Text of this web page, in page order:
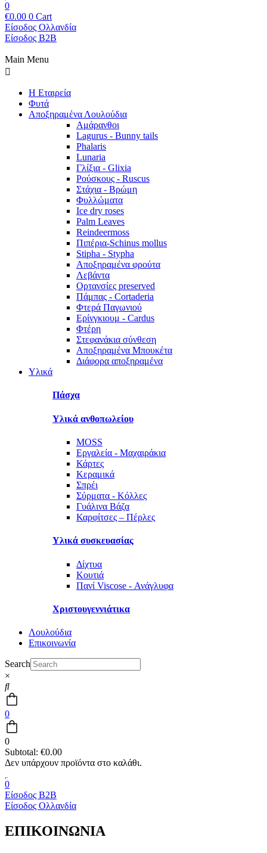
0
€0.00 0 Cart
Είσοδος Ολλανδία
Είσοδος B2B
Main Menu
Η Εταιρεία
Φυτά
Αποξηραμένα Λουλούδια
Αμάρανθοι
Lagurus - Bunny tails
Phalaris
Lunaria
Γλίξια - Glixia
Ρούσκους - Ruscus
Στάχια - Βρώμη
Φυλλώματα
Ice dry roses
Palm Leaves
Reindeermoss
Πιπέρια-Schinus mollus
Stipha - Stypha
Αποξηραμένα φρούτα
Λεβάντα
Ορτανσίες preserved
Πάμπας - Cortaderia
Φτερά Παγωνιού
Ερίνγκιουμ - Cardus
Φτέρη
Στεφανάκια σύνθεση
Αποξηραμένα Μπουκέτα
Διάφορα αποξηραμένα
Υλικά
Πάσχα
Υλικά ανθοπωλείου
MOSS
Εργαλεία - Μαχαιράκια
Κάρτες
Κεραμικά
Σπρέι
Σύρματα - Κόλλες
Γυάλινα Βάζα
Καρφίτσες – Πέρλες
Υλικά συσκευασίας
Δίχτυα
Κουτιά
Πανί Viscose - Ανάγλυφα
Χριστουγεννιάτικα
Λουλούδια
Επικοινωνία
Search
×
0
0
Subtotal: €0.00
0
Είσοδος B2B
Είσοδος Ολλανδία
ΕΠΙΚΟΙΝΩΝΙΑ